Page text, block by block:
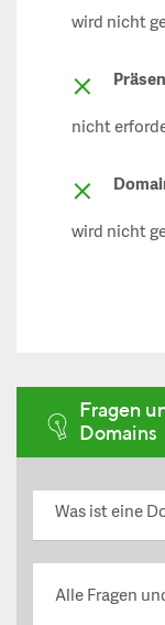
wird nicht
nicht
wird nicht
Fragen
Domains
Was ist eine
Alle Fragen